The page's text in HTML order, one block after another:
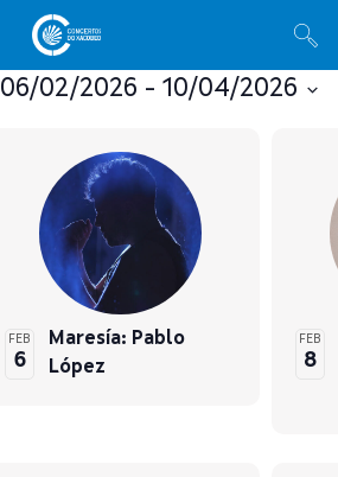
main
06/02/2026 - 10/04/2026
List
of
events
in
FEB
6
Maresía: Pablo
López
FEB
8